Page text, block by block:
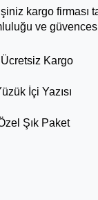
kargo firması
ve güvencesi
Ücretsiz Kargo
İçi Yazısı
Şık Paket